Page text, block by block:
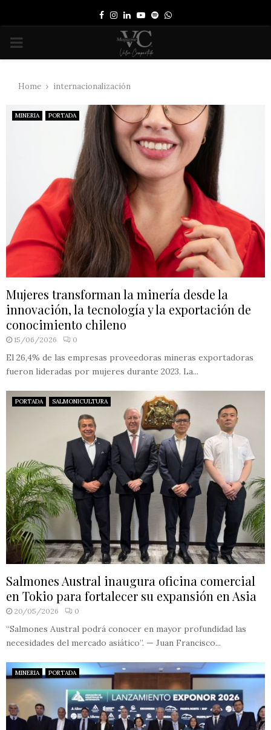
Facebook
Instagram
LinkedinYoutube
SpotifyWhatsapp
PRIMARY
Home internacionalización
MINERIA PORTADA
Mujeres transforman la minería desde la
innovación, la tecnología y la exportación de
conocimiento chileno
15/06/2026 0
El 26,4% de las empresas proveedoras mineras exportadoras
fueron lideradas por mujeres durante 2023. La...
PORTADA SALMONICULTURA
Salmones Austral inaugura oficina comercial
en Tokio para fortalecer su expansión en Asia
20/05/2026 0
“Salmones Austral podrá conocer en mayor profundidad las
necesidades del mercado asiático”. — Juan Francisco...
MINERIA PORTADA